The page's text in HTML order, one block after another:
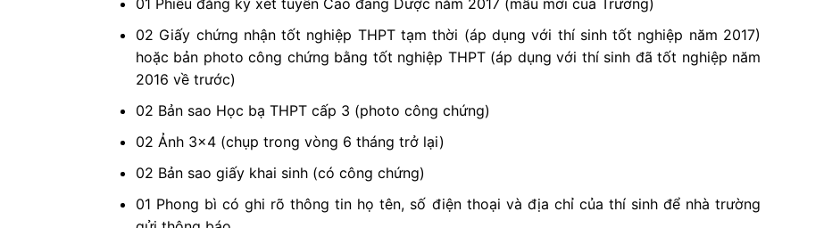
01 Phiếu đăng ký xét tuyển Cao đẳng Dược năm 2017 (mẫu mới của Trường)
02 Giấy chứng nhận tốt nghiệp THPT tạm thời (áp dụng với thí sinh tốt nghiệp năm 2017)
hoặc bản photo công chứng bằng tốt nghiệp THPT (áp dụng với thí sinh đã tốt nghiệp năm
2016 về trước)
02 Bản sao Học bạ THPT cấp 3 (photo công chứng)
02 Ảnh 3×4 (chụp trong vòng 6 tháng trở lại)
02 Bản sao giấy khai sinh (có công chứng)
01 Phong bì có ghi rõ thông tin họ tên, số điện thoại và địa chỉ của thí sinh để nhà trường